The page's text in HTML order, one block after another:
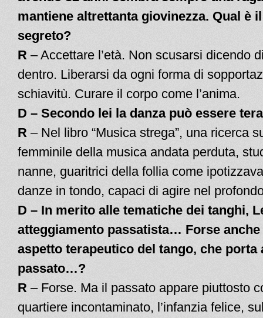
mantiene altrettanta giovinezza. Qual è
segreto?
R – Accettare l’età. Non scusarsi dicendo
dentro. Liberarsi da ogni forma di
schiavitù. Curare il corpo come l’anima.
D – Secondo lei la danza può essere
R – Nel libro “Musica strega”, una ricerca
femminile della musica andata perduta,
nanne, guaritrici della follia come
danze in tondo, capaci di agire nel
D – In merito alle tematiche dei tanghi,
atteggiamento passatista… Forse anche
aspetto terapeutico del tango, che porta
passato…?
R – Forse. Ma il passato appare piuttosto
quartiere incontaminato, l’infanzia felice,